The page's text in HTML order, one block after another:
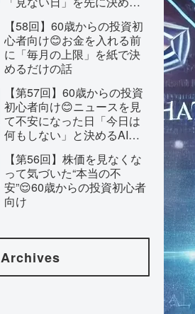
【58回】60歳からの投資初
心者向け😊お金を入れる前
に「毎月の上限」を紙で決
めるだけの話
【第57回】60歳からの投資
初心者向け😊ニュースを見
て不安になった日「今日は
何もしない」と決めるAIの
【第56回】株価を見なくな
って気づいた“本当の不
安”😌60歳からの投資初心者
向け
Archives